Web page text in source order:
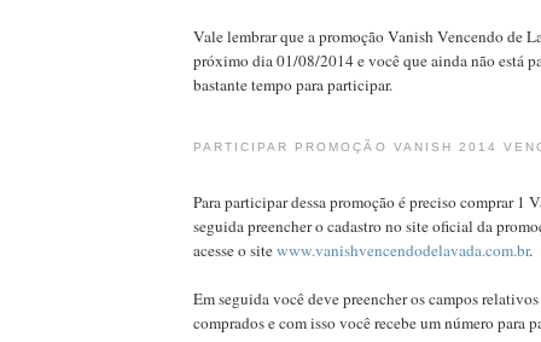
Vale lembrar que a promoção Vanish Vencendo de
próximo dia 01/08/2014 e você que ainda não está
bastante tempo para participar.
PARTICIPAR PROMOÇÃO VANISH 2014
Para participar dessa promoção é preciso comprar 1
seguida preencher o cadastro no site oficial da
acesse o sitewww.vanishvencendodelavada.com.br.
Em seguida você deve preencher os campos
comprados e com isso você recebe um número para